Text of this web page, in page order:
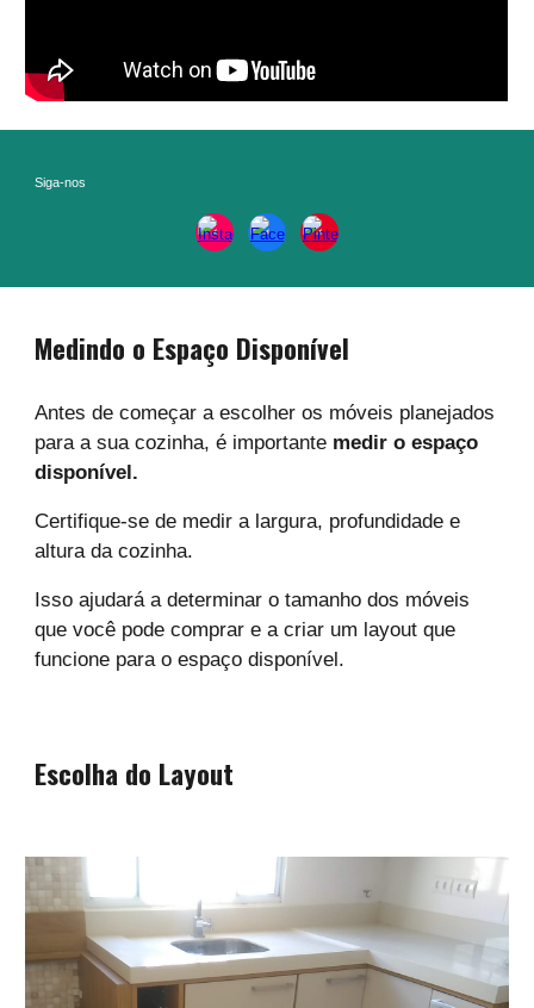
Siga-nos
Medindo o Espaço Disponível
Antes de começar a escolher os móveis planejados
para a sua cozinha, é importante medir o espaço
disponível.
Certifique-se de medir a largura, profundidade e
altura da cozinha.
Isso ajudará a determinar o tamanho dos móveis
que você pode comprar e a criar um layout que
funcione para o espaço disponível.
Escolha do Layout